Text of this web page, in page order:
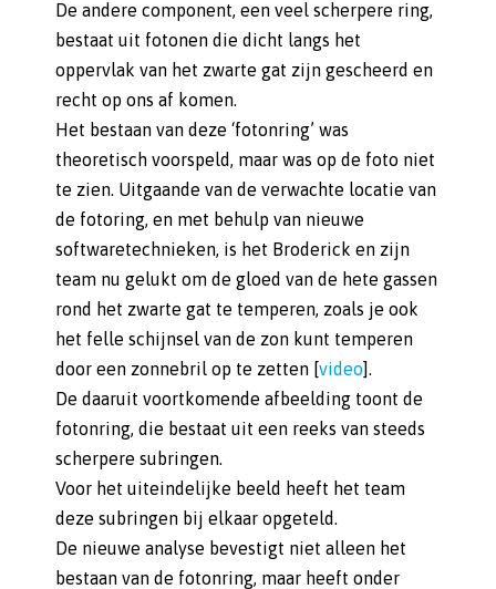
De andere component, een veel scherpere ring,
bestaat uit fotonen die dicht langs het
oppervlak van het zwarte gat zijn gescheerd en
recht op ons af komen.
Het bestaan van deze ‘fotonring’ was
theoretisch voorspeld, maar was op de foto niet
te zien. Uitgaande van de verwachte locatie van
de fotoring, en met behulp van nieuwe
softwaretechnieken, is het Broderick en zijn
team nu gelukt om de gloed van de hete gassen
rond het zwarte gat te temperen, zoals je ook
het felle schijnsel van de zon kunt temperen
door een zonnebril op te zetten [video].
De daaruit voortkomende afbeelding toont de
fotonring, die bestaat uit een reeks van steeds
scherpere subringen.
Voor het uiteindelijke beeld heeft het team
deze subringen bij elkaar opgeteld.
De nieuwe analyse bevestigt niet alleen het
bestaan van de fotonring, maar heeft onder